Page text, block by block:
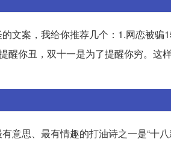
文案，我给你推荐几个：1.网恋被骗
你丑，双十一是为了提醒你穷。这
意思、最有情趣的打油诗之一是“十